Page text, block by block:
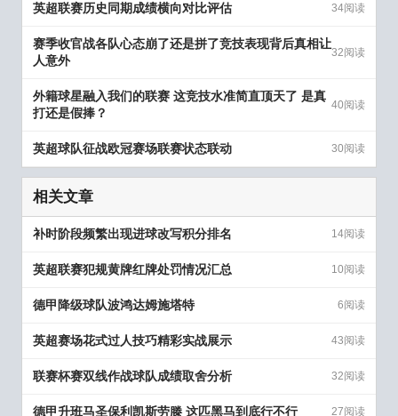
英超联赛历史同期成绩横向对比评估 34阅读
赛季收官战各队心态崩了还是拼了竞技表现背后真相让
人意外
32阅读
外籍球星融入我们的联赛 这竞技水准简直顶天了 是真
打还是假捧？
40阅读
英超球队征战欧冠赛场联赛状态联动 30阅读
相关文章
补时阶段频繁出现进球改写积分排名 14阅读
英超联赛犯规黄牌红牌处罚情况汇总 10阅读
德甲降级球队波鸿达姆施塔特 6阅读
英超赛场花式过人技巧精彩实战展示 43阅读
联赛杯赛双线作战球队成绩取舍分析 32阅读
德甲升班马圣保利凯斯劳滕 这匹黑马到底行不行 27阅读